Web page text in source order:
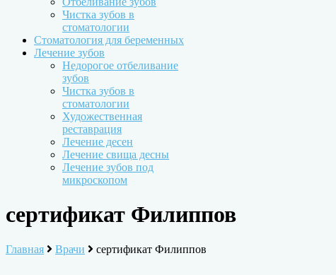
Чистка зубов в
стоматологии
Стоматология для беременных
Лечение зубов
Недорогое отбеливание
зубов
Чистка зубов в
стоматологии
Художественная
реставрация
Лечение десен
Лечение свища десны
Лечение зубов под
микроскопом
сертификат Филиппов
Главная Врачи сертификат Филиппов